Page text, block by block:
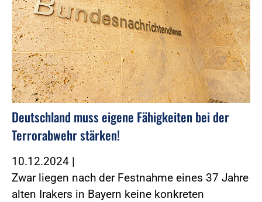
Deutschland muss eigene Fähigkeiten bei der
Terrorabwehr stärken!
10.12.2024 |
Zwar liegen nach der Festnahme eines 37 Jahre
alten Irakers in Bayern keine konkreten